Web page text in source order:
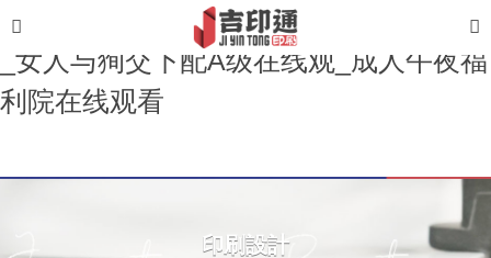
亚洲男人的天堂av_国产黄色网站生活片
_女人与狥交下配A级在线观_成人午夜福
利院在线观看
印刷設計